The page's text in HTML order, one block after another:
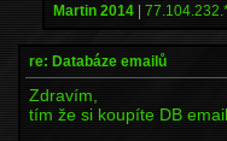
Martin 2014 |
re: Databáze emailů
Zdravím,
tím že si koupíte DB